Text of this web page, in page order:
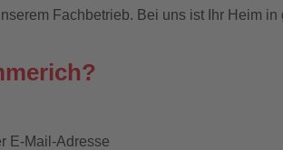
Fachbetrieb. Bei uns ist Ihr Heim in
E-Mail-Adresse